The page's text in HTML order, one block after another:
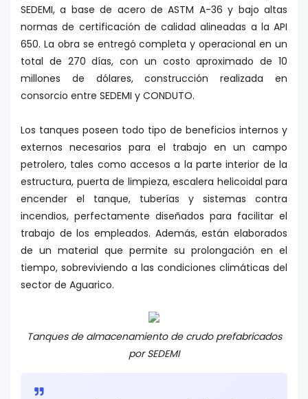
SEDEMI, a base de acero de ASTM A-36 y bajo altas
normas de certificación de calidad alineadas a la API
650. La obra se entregó completa y operacional en un
total de 270 días, con un costo aproximado de 10
millones de dólares, construcción realizada en
consorcio entre SEDEMI y CONDUTO.
Los tanques poseen todo tipo de beneficios internos y
externos necesarios para el trabajo en un campo
petrolero, tales como accesos a la parte interior de la
estructura, puerta de limpieza, escalera helicoidal para
encender el tanque, tuberías y sistemas contra
incendios, perfectamente diseñados para facilitar el
trabajo de los empleados. Además, están elaborados
de un material que permite su prolongación en el
tiempo, sobreviviendo a las condiciones climáticas del
sector de Aguarico.
Tanques de almacenamiento de crudo prefabricados
por SEDEMI